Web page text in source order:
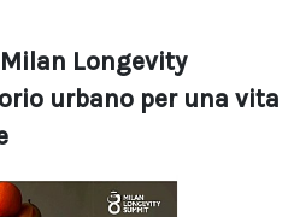
Longevity
urbano per una vita